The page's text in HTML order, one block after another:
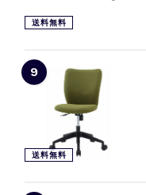
送料無料
9
送料無料